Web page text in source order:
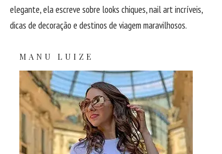
elegante, ela escreve sobre looks chiques, nail art incríveis,
dicas de decoração e destinos de viagem maravilhosos.
MANU LUIZE